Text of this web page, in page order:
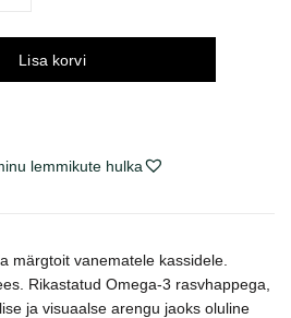
Lisa korvi
lemmikute hulka
märgtoit vanematele kassidele.
Rikastatud Omega-3 rasvhappega,
ja visuaalse arengu jaoks oluline